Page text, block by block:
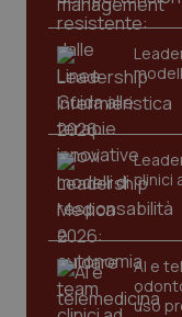
clinici
AI e
uso
tracking-
tracking-